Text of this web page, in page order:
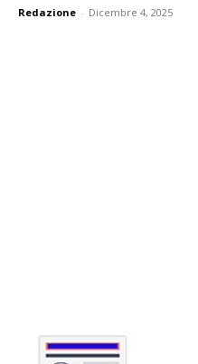
Redazione - Dicembre 4, 2025